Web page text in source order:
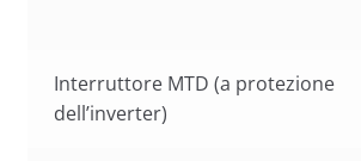
Interruttore MTD (a protezione
dell’inverter)